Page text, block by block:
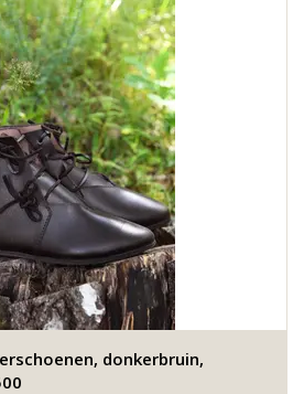
donkerbruin,